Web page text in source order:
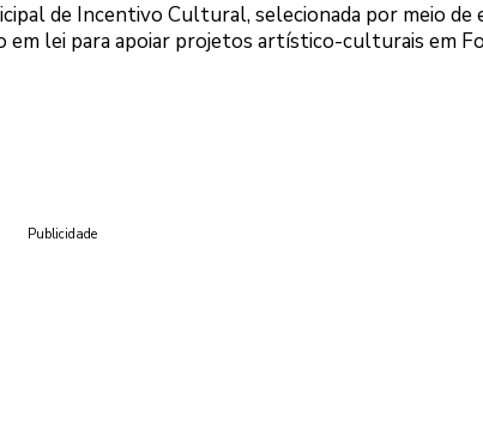
de Incentivo Cultural, selecionada por meio de
lei para apoiar projetos artístico-culturais em
Publicidade